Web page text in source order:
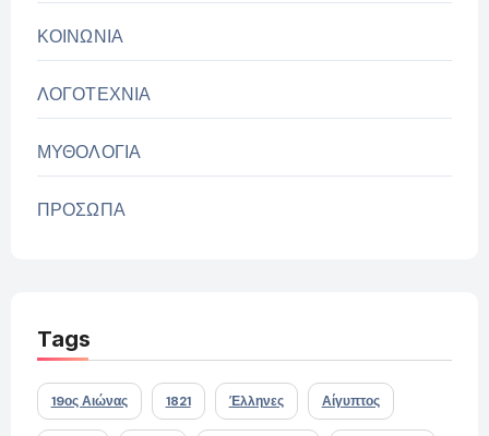
ΚΟΙΝΩΝΙΑ
ΛΟΓΟΤΕΧΝΙΑ
ΜΥΘΟΛΟΓΙΑ
ΠΡΟΣΩΠΑ
Tags
19ος Αιώνας 1821 Έλληνες Αίγυπτος